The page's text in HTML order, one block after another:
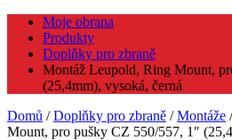
Moje obrana
Produkty
Doplňky pro zbraně
Montáž Leupold, Ring Mount,
(25,4mm), vysoká, černá
Domů /Doplňky pro zbraně /Montáže
Mount, pro pušky CZ 550/557, 1″